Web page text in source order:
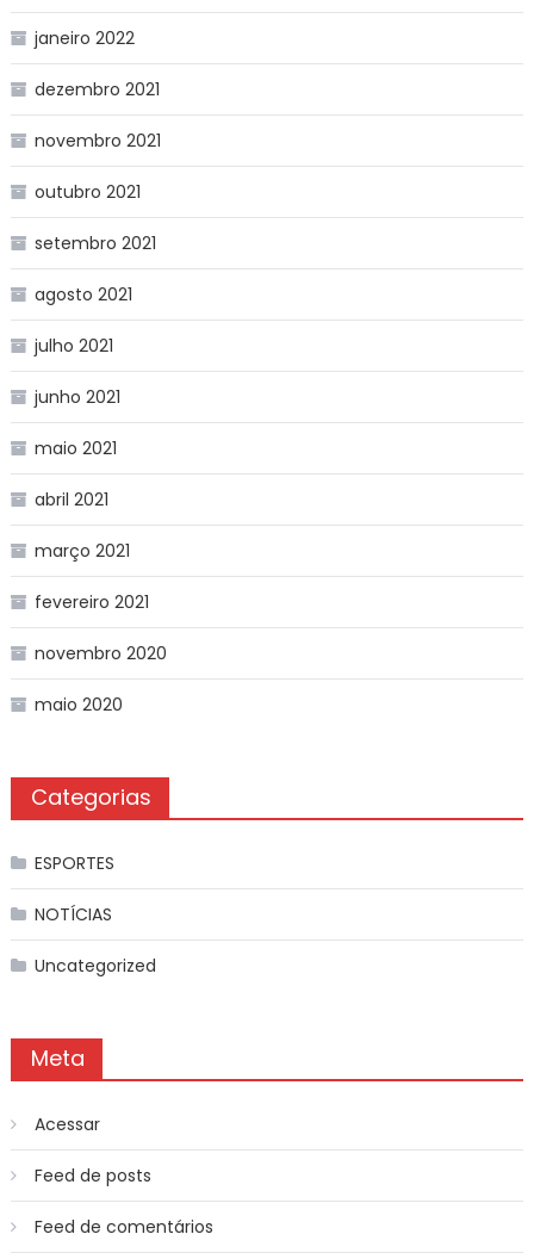
janeiro 2022
dezembro 2021
novembro 2021
outubro 2021
setembro 2021
agosto 2021
julho 2021
junho 2021
maio 2021
abril 2021
março 2021
fevereiro 2021
novembro 2020
maio 2020
Categorias
ESPORTES
NOTÍCIAS
Uncategorized
Meta
Acessar
Feed de posts
Feed de comentários